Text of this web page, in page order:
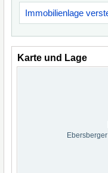
Immobilienlage
Karte und Lage